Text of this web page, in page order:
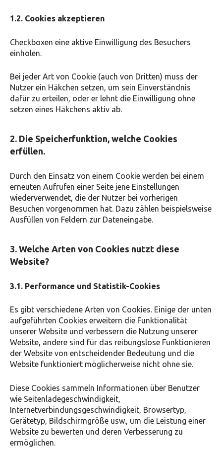
1.2. Cookies akzeptieren
Checkboxen eine aktive Einwilligung des Besuchers
einholen.
Bei jeder Art von Cookie (auch von Dritten) muss der
Nutzer ein Häkchen setzen, um sein Einverständnis
dafür zu erteilen, oder er lehnt die Einwilligung ohne
setzen eines Häkchens aktiv ab.
2. Die Speicherfunktion, welche Cookies
erfüllen.
Durch den Einsatz von einem Cookie werden bei einem
erneuten Aufrufen einer Seite jene Einstellungen
wiederverwendet, die der Nutzer bei vorherigen
Besuchen vorgenommen hat. Dazu zählen beispielsweise
Ausfüllen von Feldern zur Dateneingabe.
3. Welche Arten von Cookies nutzt diese
Website?
3.1. Performance und Statistik-Cookies
Es gibt verschiedene Arten von Cookies. Einige der unten
aufgeführten Cookies erweitern die Funktionalität
unserer Website und verbessern die Nutzung unserer
Website, andere sind für das reibungslose Funktionieren
der Website von entscheidender Bedeutung und die
Website funktioniert möglicherweise nicht ohne sie.
Diese Cookies sammeln Informationen über Benutzer
wie Seitenladegeschwindigkeit,
Internetverbindungsgeschwindigkeit, Browsertyp,
Gerätetyp, Bildschirmgröße usw., um die Leistung einer
Website zu bewerten und deren Verbesserung zu
ermöglichen.